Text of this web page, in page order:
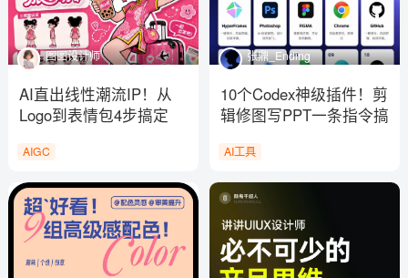
AI直出线性潮流IP！从
Logo到表情包4步搞定
图图设计师
AIGC
10个Codex神级插件！剪
辑修图写PPT一条指令搞
张鼎_Ending
AI工具